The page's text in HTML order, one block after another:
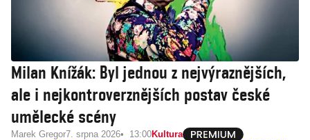
Milan Knížák: Byl jednou z nejvýraznějších,
ale i nejkontroverznějších postav české
umělecké scény
Marek Gregor7. srpna 2026 13:00Kultura